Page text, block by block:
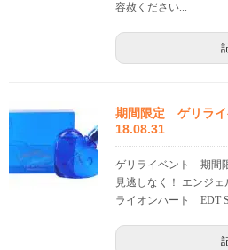
容赦ください...
期間限定 ゲリラ
18.08.31
ゲリライベント 期間
見逃しなく！ エンジ
ライオンハート EDT